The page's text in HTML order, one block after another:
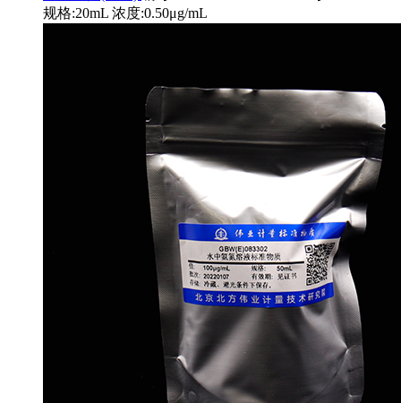
规格:20mL 浓度:0.50μg/mL